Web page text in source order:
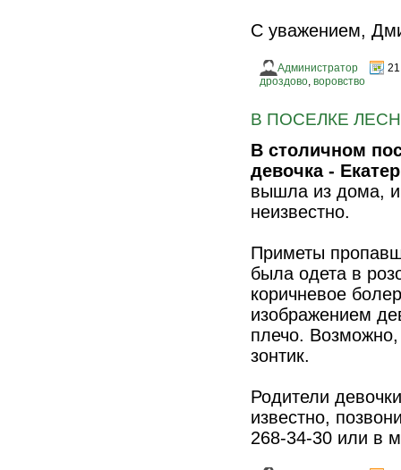
С уважением,
Администратор
дроздово, воровство
В ПОСЕЛКЕ
В столичном
девочка -
вышла из дома,
неизвестно.
Приметы
была одета в
коричневое
изображением
плечо.
зонтик.
Родители
известно,
268-34-30 или в